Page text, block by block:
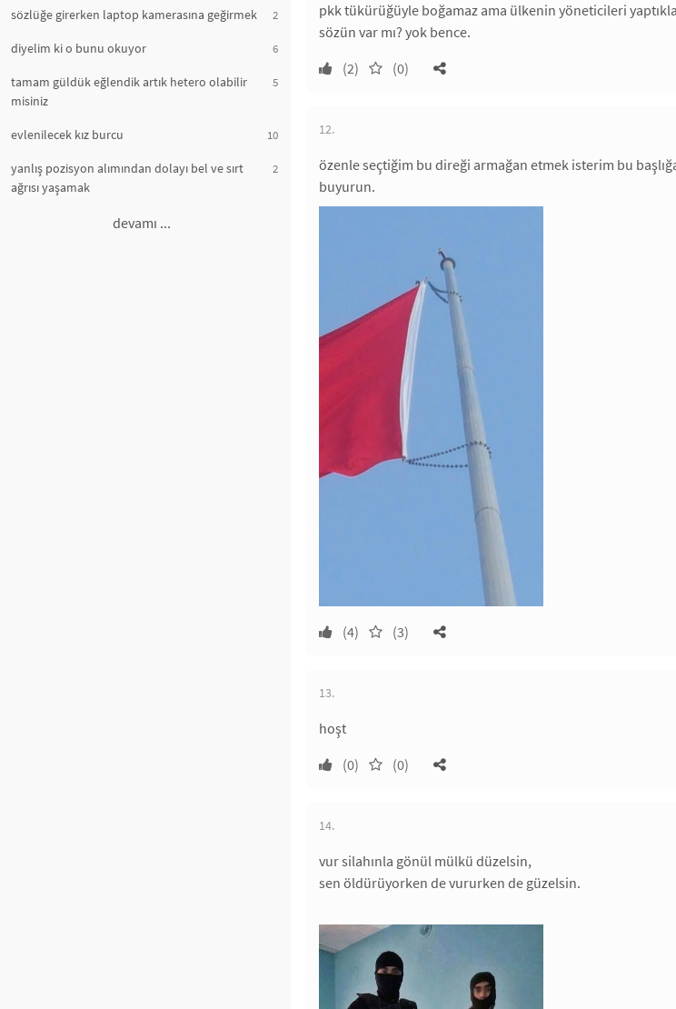
sözlüğe girerken laptop kamerasına geğirmek 2
diyelim ki o bunu okuyor 6
tamam güldük eğlendik artık hetero olabilir
misiniz
5
evlenilecek kız burcu 10
yanlış pozisyon alımından dolayı bel ve sırt
ağrısı yaşamak
2
devamı ...
pkk tükürüğüyle boğamaz ama ülkenin yöneticileri
sözün var mı? yok bence.
(2)
(0)
12.
özenle seçtiğim bu direği armağan etmek isterim bu
buyurun.
(4) (3)
13.
hoşt
(0)
(0)
14.
vur silahınla gönül mülkü düzelsin,
sen öldürüyorken de vururken de güzelsin.